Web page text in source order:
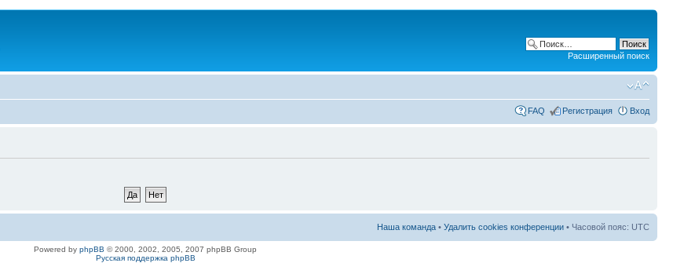
Расширенный поиск
FAQ Регистрация Вход
Наша команда • Удалить cookies конференции • Часовой пояс: UTC
Powered by phpBB © 2000, 2002, 2005, 2007 phpBB Group
Русская поддержка phpBB